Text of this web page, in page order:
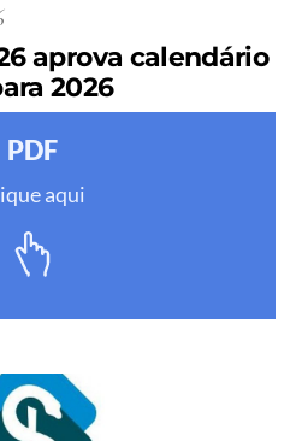
aprova calendário
2026
PDF
aqui